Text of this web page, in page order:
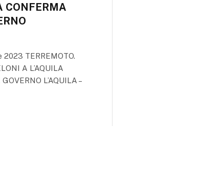
CONFERMA
2023 TERREMOTO.
A L’AQUILA
L’AQUILA –